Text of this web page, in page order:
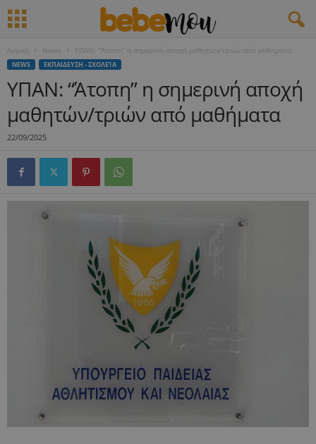
Αρχική News ΥΠΑΝ: “Άτοπη” η σημερινή αποχή μαθητών/τριών από μαθήματα
NEWS ΕΚΠΑΙΔΕΥΣΗ - ΣΧΟΛΕΊΑ
ΥΠΑΝ: “Άτοπη” η σημερινή αποχή
μαθητών/τριών από μαθήματα
22/09/2025